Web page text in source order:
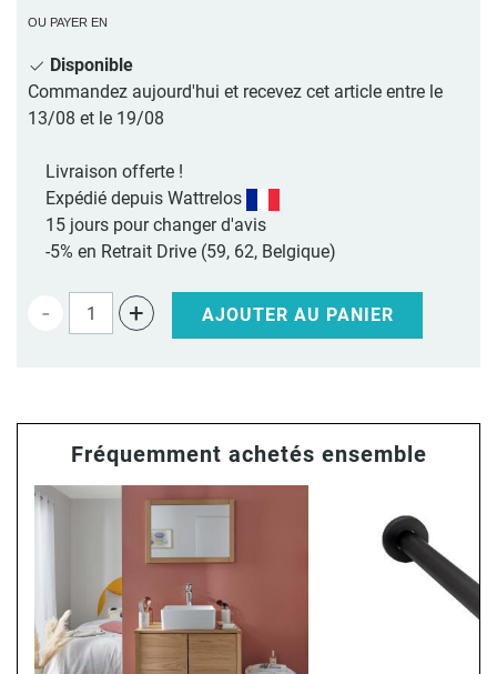
OU PAYER EN
Disponible
Commandez aujourd'hui et recevez cet article entre le
13/08 et le 19/08
Livraison offerte !
Expédié depuis Wattrelos
15 jours pour changer d'avis
-5% en Retrait Drive (59, 62, Belgique)
- + AJOUTER AU PANIER
Fréquemment achetés ensemble